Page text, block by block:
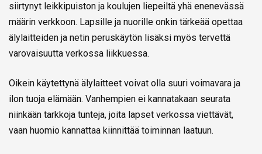
siirtynyt leikkipuiston ja koulujen liepeiltä yhä enenevässä
määrin verkkoon. Lapsille ja nuorille onkin tärkeää opettaa
älylaitteiden ja netin peruskäytön lisäksi myös tervettä
varovaisuutta verkossa liikkuessa.
Oikein käytettynä älylaitteet voivat olla suuri voimavara ja
ilon tuoja elämään. Vanhempien ei kannatakaan seurata
niinkään tarkkoja tunteja, joita lapset verkossa viettävät,
vaan huomio kannattaa kiinnittää toiminnan laatuun.